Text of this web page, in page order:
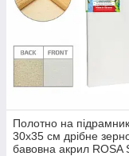
Полотно на
30х35 см дрібне
бавовна акрил ROSA